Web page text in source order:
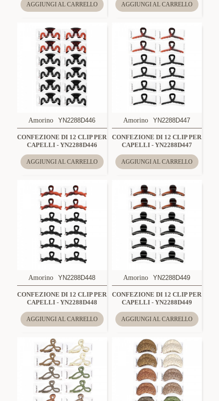
AGGIUNGI AL CARRELLO AGGIUNGI AL CARRELLO
Amorino YN2288D446
CONFEZIONE DI 12 CLIP PER
CAPELLI - YN2288D446
AGGIUNGI AL CARRELLO
Amorino YN2288D447
CONFEZIONE DI 12 CLIP PER
CAPELLI - YN2288D447
AGGIUNGI AL CARRELLO
Amorino YN2288D448
CONFEZIONE DI 12 CLIP PER
CAPELLI - YN2288D448
AGGIUNGI AL CARRELLO
Amorino YN2288D449
CONFEZIONE DI 12 CLIP PER
CAPELLI - YN2288D449
AGGIUNGI AL CARRELLO